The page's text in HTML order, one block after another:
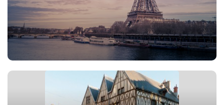
Location bus Paris